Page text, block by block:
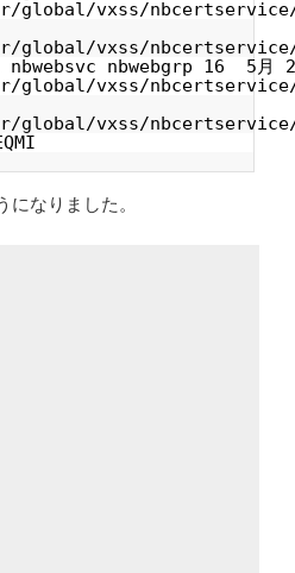
global/vxss/
global/vxss/
nbwebgrp 16 5月
global/vxss/
global/vxss/
になりました。